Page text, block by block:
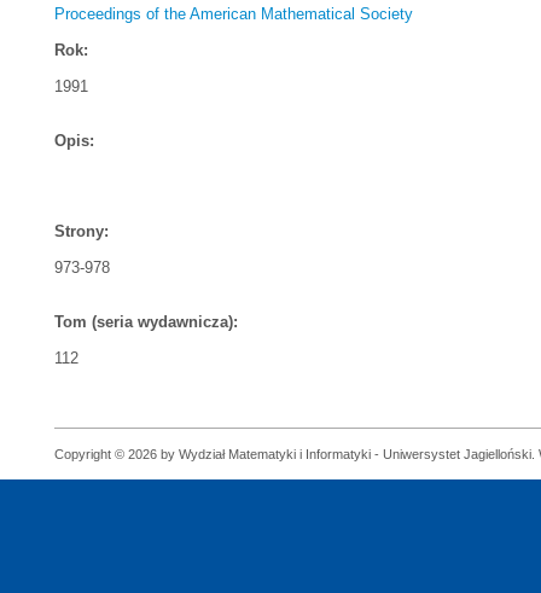
Proceedings of the American Mathematical Society
Rok:
1991
Opis:
Strony:
973-978
Tom (seria wydawnicza):
112
Copyright © 2026 by Wydział Matematyki i Informatyki - Uniwersystet